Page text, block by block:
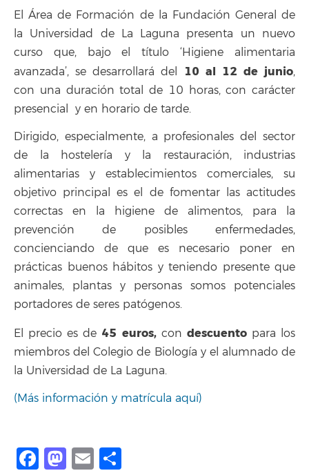
El Área de Formación de la Fundación General de
la Universidad de La Laguna presenta un nuevo
curso que, bajo el título ‘Higiene alimentaria
avanzada’, se desarrollará del
10 al 12 de junio,
con una duración total de 10 horas, con carácter
presencial y en horario de tarde.
Dirigido, especialmente, a profesionales del sector
de la hostelería y la restauración, industrias
alimentarias y establecimientos comerciales, su
objetivo principal es el de fomentar las actitudes
correctas en la higiene de alimentos, para la
prevención de posibles enfermedades,
concienciando de que es necesario poner en
prácticas buenos hábitos y teniendo presente que
animales, plantas y personas somos potenciales
portadores de seres patógenos.
El precio es de 45 euros,con descuentopara los
miembros del Colegio de Biología y el alumnado de
la Universidad de La Laguna.
(Más información y matrícula aquí)
Facebook
Mastodon
Email